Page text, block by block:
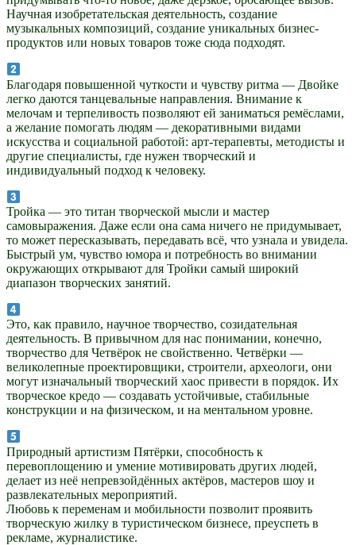
Научная изобретательская деятельность, создание
музыкальных композиций, создание уникальных бизнес-
продуктов или новых товаров тоже сюда подходят.
Благодаря повышенной чуткости и чувству ритма — Двойке
легко даются танцевальные направления. Внимание к
мелочам и терпеливость позволяют ей заниматься ремёслами,
а желание помогать людям — декоративными видами
искусства и социальной работой: арт-терапевты, методисты и
другие специалисты, где нужен творческий и
индивидуальный подход к человеку.
Тройка — это титан творческой мысли и мастер
самовыражения. Даже если она сама ничего не придумывает,
то может пересказывать, передавать всё, что узнала и увидела.
Быстрый ум, чувство юмора и потребность во внимании
окружающих открывают для Тройки самый широкий
диапазон творческих занятий.
Это, как правило, научное творчество, созидательная
деятельность. В привычном для нас понимании, конечно,
творчество для Четвёрок не свойственно. Четвёрки —
великолепные проектировщики, строители, археологи, они
могут изначальный творческий хаос привести в порядок. Их
творческое кредо — создавать устойчивые, стабильные
конструкции и на физическом, и на ментальном уровне.
Природный артистизм Пятёрки, способность к
перевоплощению и умение мотивировать других людей,
делает из неё непревзойдённых актёров, мастеров шоу и
развлекательных мероприятий.
Любовь к переменам и мобильности позволит проявить
творческую жилку в туристическом бизнесе, преуспеть в
рекламе, журналистике.